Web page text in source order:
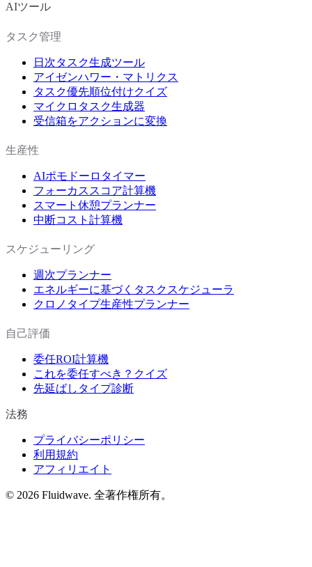
AIツール
タスク管理
日次タスク生成ツール
アイゼンハワー・マトリクス
タスク優先順位付けクイズ
マイクロタスク生成器
受信箱をアクションに変換
生産性
AIポモドーロタイマー
フォーカススコア計算機
スマート休憩プランナー
中断コスト計算機
スケジューリング
週次プランナー
エネルギーに基づくタスクスケジューラ
クロノタイプ生産性プランナー
自己評価
委任ROI計算機
これを委任すべき？クイズ
先延ばしタイプ診断
法務
プライバシーポリシー
利用規約
アフィリエイト
© 2026 Fluidwave. 全著作権所有。